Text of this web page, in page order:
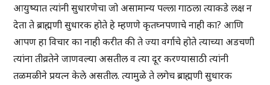
आयुष्यात त्यांनी सुधारणेचा जो असामान्य पल्ला गाठला त्याकडे लक्ष न
देता ते ब्राह्मणी सुधारक होते हे म्हणणे कृतघ्नपणाचे नाही का? आणि
आपण हा विचार का नाही करीत की ते ज्या वर्गाचे होते त्याच्या अडचणी
त्यांना तीव्रतेने जाणवल्या असतील व त्या दूर करण्यासाठी त्यांनी
तळमळीने प्रयत्न केले असतील. त्यामुळे ते लगेच ब्राह्मणी सुधारक